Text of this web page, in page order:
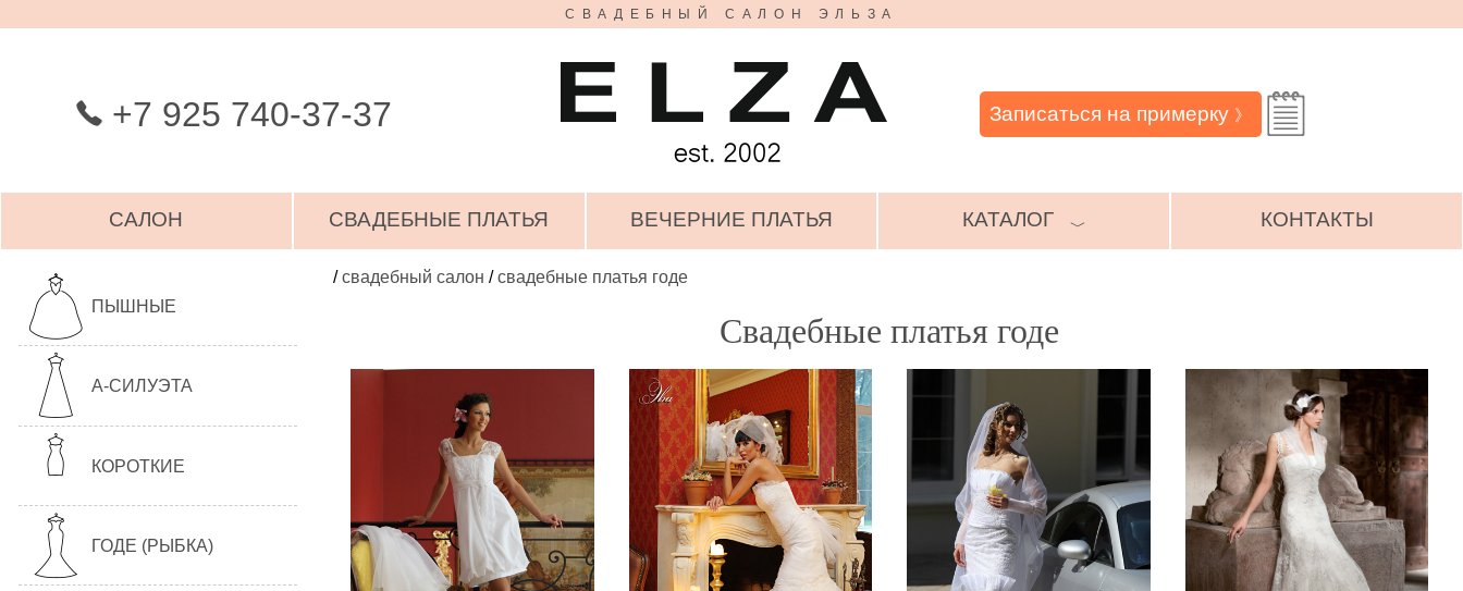
СВАДЕБНЫЙ САЛОН ЭЛЬЗА
+7 925 740-37-37 Записаться на примерку 》
САЛОН СВАДЕБНЫЕ ПЛАТЬЯ ВЕЧЕРНИЕ ПЛАТЬЯ КАТАЛОГ ﹀ КОНТАКТЫ
ПЫШНЫЕ
А-СИЛУЭТА
КОРОТКИЕ
ГОДЕ (РЫБКА)
/свадебный салон /свадебные платья годе
Свадебные платья годе